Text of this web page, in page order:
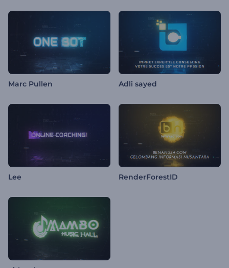
Marc Pullen Adli sayed
Lee RenderForestID